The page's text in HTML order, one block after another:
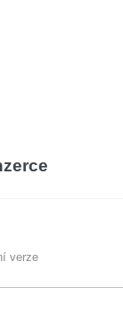
verze